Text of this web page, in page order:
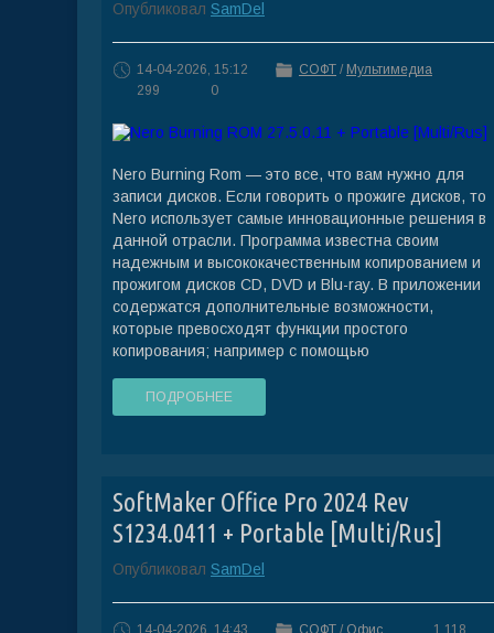
Опубликовал SamDel
14-04-2026, 15:12 СОФТ / Мультимедиа
299
0
Nero Burning Rom — это все, что вам нужно для
записи дисков. Если говорить о прожиге дисков, то
Nero использует самые инновационные решения в
данной отрасли. Программа известна своим
надежным и высококачественным копированием и
прожигом дисков CD, DVD и Blu-ray. В приложении
содержатся дополнительные возможности,
которые превосходят функции простого
копирования; например с помощью
ПОДРОБНЕЕ
SoftMaker Office Pro 2024 Rev
S1234.0411 + Portable [Multi/Rus]
Опубликовал SamDel
14-04-2026, 14:43 СОФТ / Офис 1 118